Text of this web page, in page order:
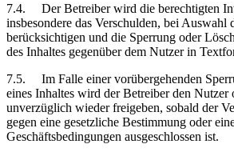
7.4.
Der Betreiber wird die berechtigten
insbesondere das Verschulden, bei Auswahl
berücksichtigen und die Sperrung oder
des Inhaltes gegenüber dem Nutzer in
7.5.
Im Falle einer vorübergehenden
eines Inhaltes wird der Betreiber den Nutzer
unverzüglich wieder freigeben, sobald der
gegen eine gesetzliche Bestimmung oder
Geschäftsbedingungen ausgeschlossen ist.